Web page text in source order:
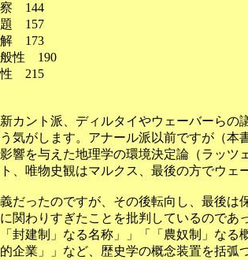
察 144
題 157
解 173
般性 190
性 215
カント派、ディルタイやウェーバーらの
気がします。アナール派以前ですが（本
響を与えた地理学の環境決定論（ラッツ
、唯物史観はマルクス、最後の方でウェ
だったのですが、その後転向し、最後は
関わりすぎたことを批判しているのであ
封建制」なる名称」」「「農奴制」なる
企業」」など、歴史学の概念装置を括弧